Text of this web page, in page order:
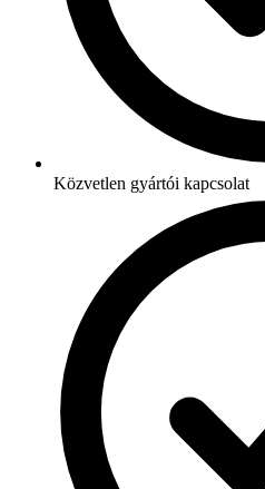
Közvetlen gyártói kapcsolat